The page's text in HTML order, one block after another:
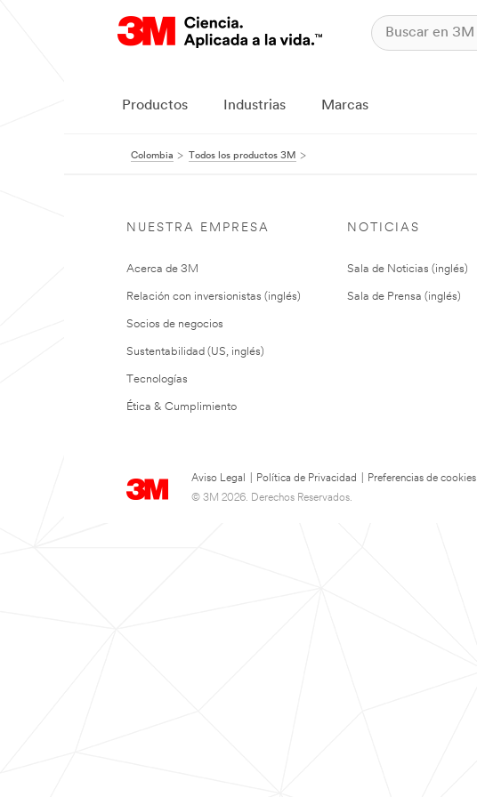
Productos Industrias Marcas
Colombia Todos los productos 3M
NUESTRA EMPRESA
Acerca de 3M
Relación con inversionistas (inglés)
Socios de negocios
Sustentabilidad (US, inglés)
Tecnologías
Ética & Cumplimiento
NOTICIAS
Sala de Noticias (inglés)
Sala de Prensa (inglés)
Aviso Legal Política de Privacidad
Preferencias de cookies
© 3M 2026. Derechos Reservados.